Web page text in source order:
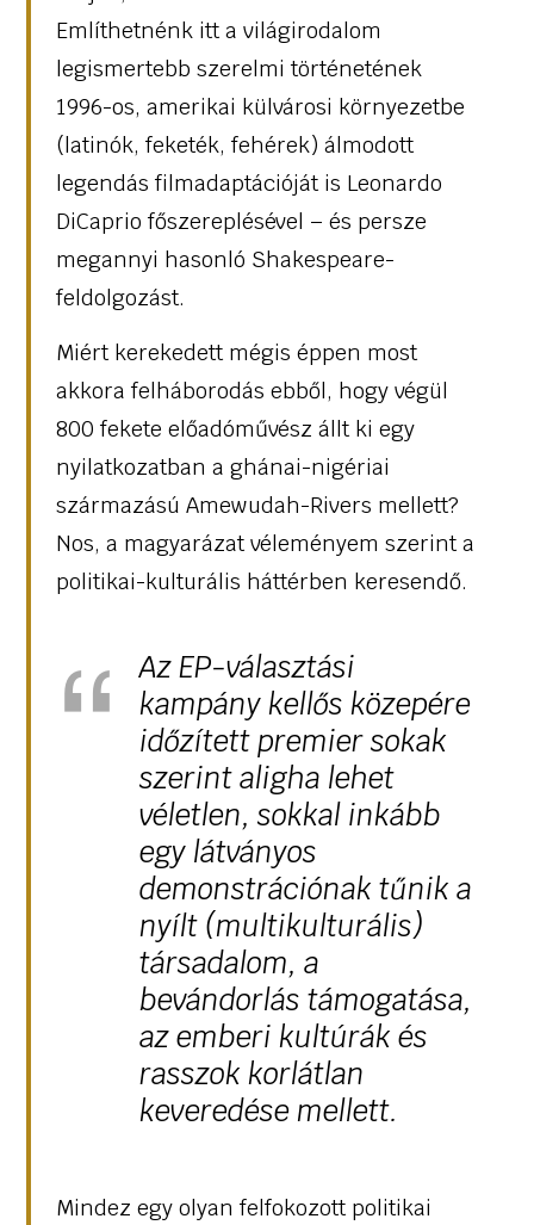
Említhetnénk itt a világirodalom
legismertebb szerelmi történetének
1996-os, amerikai külvárosi környezetbe
(latinók, feketék, fehérek) álmodott
legendás filmadaptációját is Leonardo
DiCaprio főszereplésével – és persze
megannyi hasonló Shakespeare-
feldolgozást.
Miért kerekedett mégis éppen most
akkora felháborodás ebből, hogy végül
800 fekete előadóművész állt ki egy
nyilatkozatban a ghánai-nigériai
származású Amewudah-Rivers mellett?
Nos, a magyarázat véleményem szerint a
politikai-kulturális háttérben keresendő.
Az EP-választási
kampány kellős közepére
időzített premier sokak
szerint aligha lehet
véletlen, sokkal inkább
egy látványos
demonstrációnak tűnik a
nyílt (multikulturális)
társadalom, a
bevándorlás támogatása,
az emberi kultúrák és
rasszok korlátlan
keveredése mellett.
Mindez egy olyan felfokozott politikai